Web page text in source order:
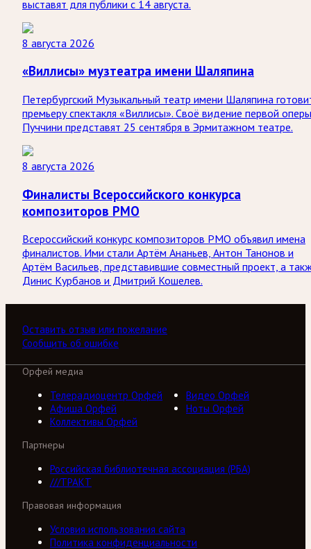
выставят для публики с 14 августа.
8 августа 2026
«Виллисы» музтеатра имени Шаляпина
Петербургский Музыкальный театр имени Шаляпина
премьеру спектакля «Виллисы». Своё видение первой оперы
Пуччини представят 25 сентября в Эрмитажном театре.
8 августа 2026
Финалисты Всероссийского конкурса
композиторов РМО
Всероссийский конкурс композиторов РМО объявил имена
финалистов. Ими стали Артём Ананьев, Антон Танонов и
Артём Васильев, представившие совместный проект, а
Динис Курбанов и Дмитрий Кошелев.
Оставить отзыв или пожелание
Сообщить об ошибке
Орфей медиа
Телерадиоцентр Орфей
Видео Орфей
Афиша Орфей
Ноты Орфей
Коллективы Орфей
Партнеры
Российская библиотечная ассоциация (РБА)
///ТРАКТ
Правовая информация
Условия использования сайта
Политика конфиденциальности